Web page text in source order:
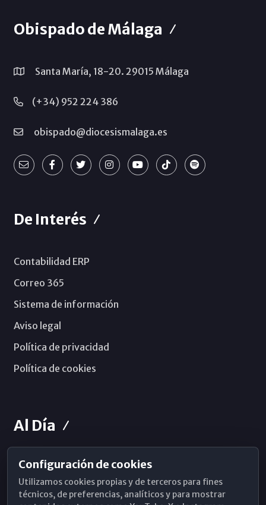
Obispado de Málaga
Santa María, 18-20. 29015 Málaga
(+34) 952 224 386
obispado@diocesismalaga.es
De Interés
Contabilidad ERP
Correo 365
Sistema de información
Aviso legal
Política de privacidad
Política de cookies
Al Día
Horarios de Misa
Hemeroteca
Configuración de cookies
Utilizamos cookies propias y de terceros para fines
técnicos, de preferencias, analíticos y para mostrar